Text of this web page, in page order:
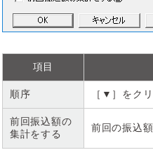
項目
順序 ［▼］をク
前回振込額の
集計をする
前回の振込